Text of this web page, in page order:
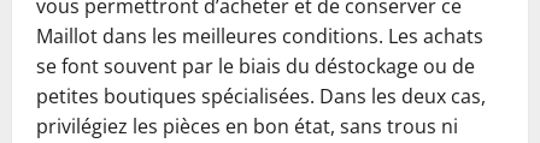
vous permettront d’acheter et de conserver ce
Maillot dans les meilleures conditions. Les achats
se font souvent par le biais du déstockage ou de
petites boutiques spécialisées. Dans les deux cas,
privilégiez les pièces en bon état, sans trous ni